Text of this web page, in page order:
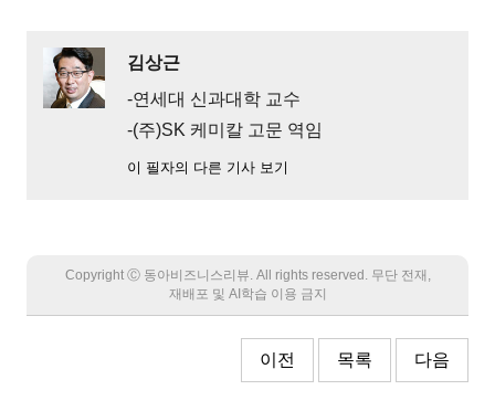
김상근
-연세대 신과대학 교수
-(주)SK 케미칼 고문 역임
이 필자의 다른 기사 보기
Copyright Ⓒ 동아비즈니스리뷰. All rights reserved. 무단 전재,
재배포 및 AI학습 이용 금지
이전 목록 다음